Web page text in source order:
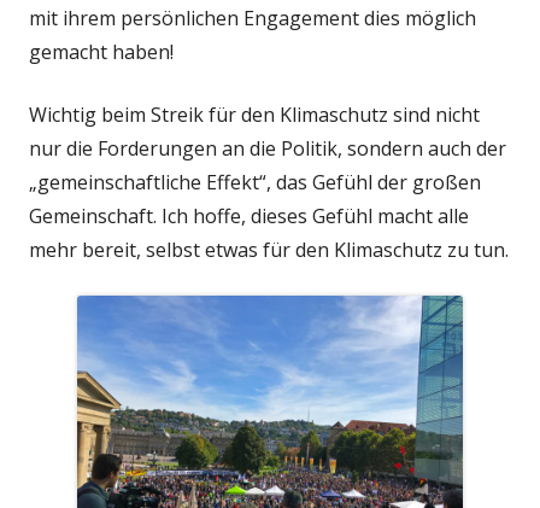
mit ihrem persönlichen Engagement dies möglich
gemacht haben!
Wichtig beim Streik für den Klimaschutz sind nicht
nur die Forderungen an die Politik, sondern auch der
„gemeinschaftliche Effekt“, das Gefühl der großen
Gemeinschaft. Ich hoffe, dieses Gefühl macht alle
mehr bereit, selbst etwas für den Klimaschutz zu tun.